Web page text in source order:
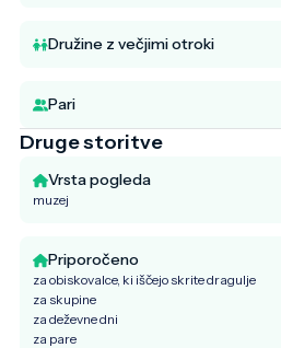
Družine z večjimi otroki
Pari
Druge storitve
Vrsta pogleda
muzej
Priporočeno
za obiskovalce, ki iščejo skrite dragulje
za skupine
za deževne dni
za pare